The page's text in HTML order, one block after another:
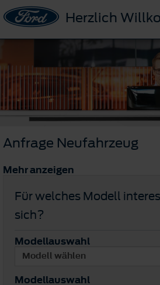
Herzlich
Anfrage Neufahrzeug
Mehr anzeigen
Für welches Modell
sich?
Modellauswahl
Modellauswahl